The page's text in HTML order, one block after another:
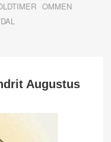
OMMEN
Augustus